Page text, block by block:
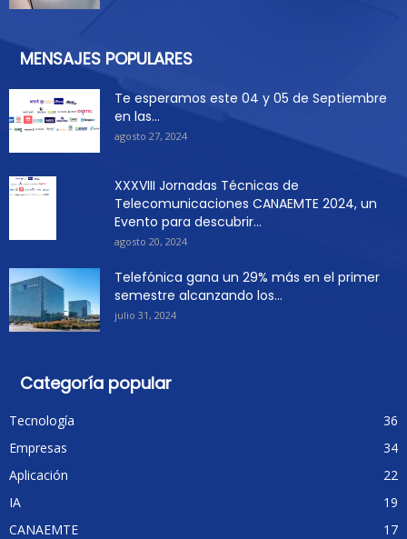
MENSAJES POPULARES
Te esperamos este 04 y 05 de Septiembre
en las...
agosto 27, 2024
XXXVIII Jornadas Técnicas de
Telecomunicaciones CANAEMTE 2024, un
Evento para descubrir...
agosto 20, 2024
Telefónica gana un 29% más en el primer
semestre alcanzando los...
julio 31, 2024
Categoría popular
Tecnología
36
Empresas
34
Aplicación
22
IA
19
CANAEMTE
17